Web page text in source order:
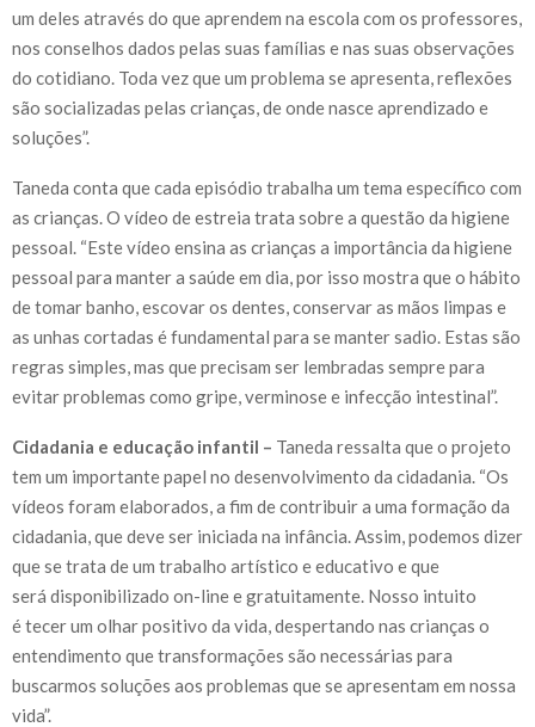
um deles através do que aprendem na escola com os professores,
nos conselhos dados pelas suas famílias e nas suas observações
do cotidiano. Toda vez que um problema se apresenta, reflexões
são socializadas pelas crianças, de onde nasce aprendizado e
soluções”.
Taneda conta que cada episódio trabalha um tema específico com
as crianças. O vídeo de estreia trata sobre a questão da higiene
pessoal. “Este vídeo ensina as crianças a importância da higiene
pessoal para manter a saúde em dia, por isso mostra que o hábito
de tomar banho, escovar os dentes, conservar as mãos limpas e
as unhas cortadas é fundamental para se manter sadio. Estas são
regras simples, mas que precisam ser lembradas sempre para
evitar problemas como gripe, verminose e infecção intestinal”.
Cidadania e educação infantil – Taneda ressalta que o projeto
tem um importante papel no desenvolvimento da cidadania. “Os
vídeos foram elaborados, a fim de contribuir a uma formação da
cidadania, que deve ser iniciada na infância. Assim, podemos dizer
que se trata de um trabalho artístico e educativo e que
será disponibilizado on-line e gratuitamente. Nosso intuito
é tecer um olhar positivo da vida, despertando nas crianças o
entendimento que transformações são necessárias para
buscarmos soluções aos problemas que se apresentam em nossa
vida”.